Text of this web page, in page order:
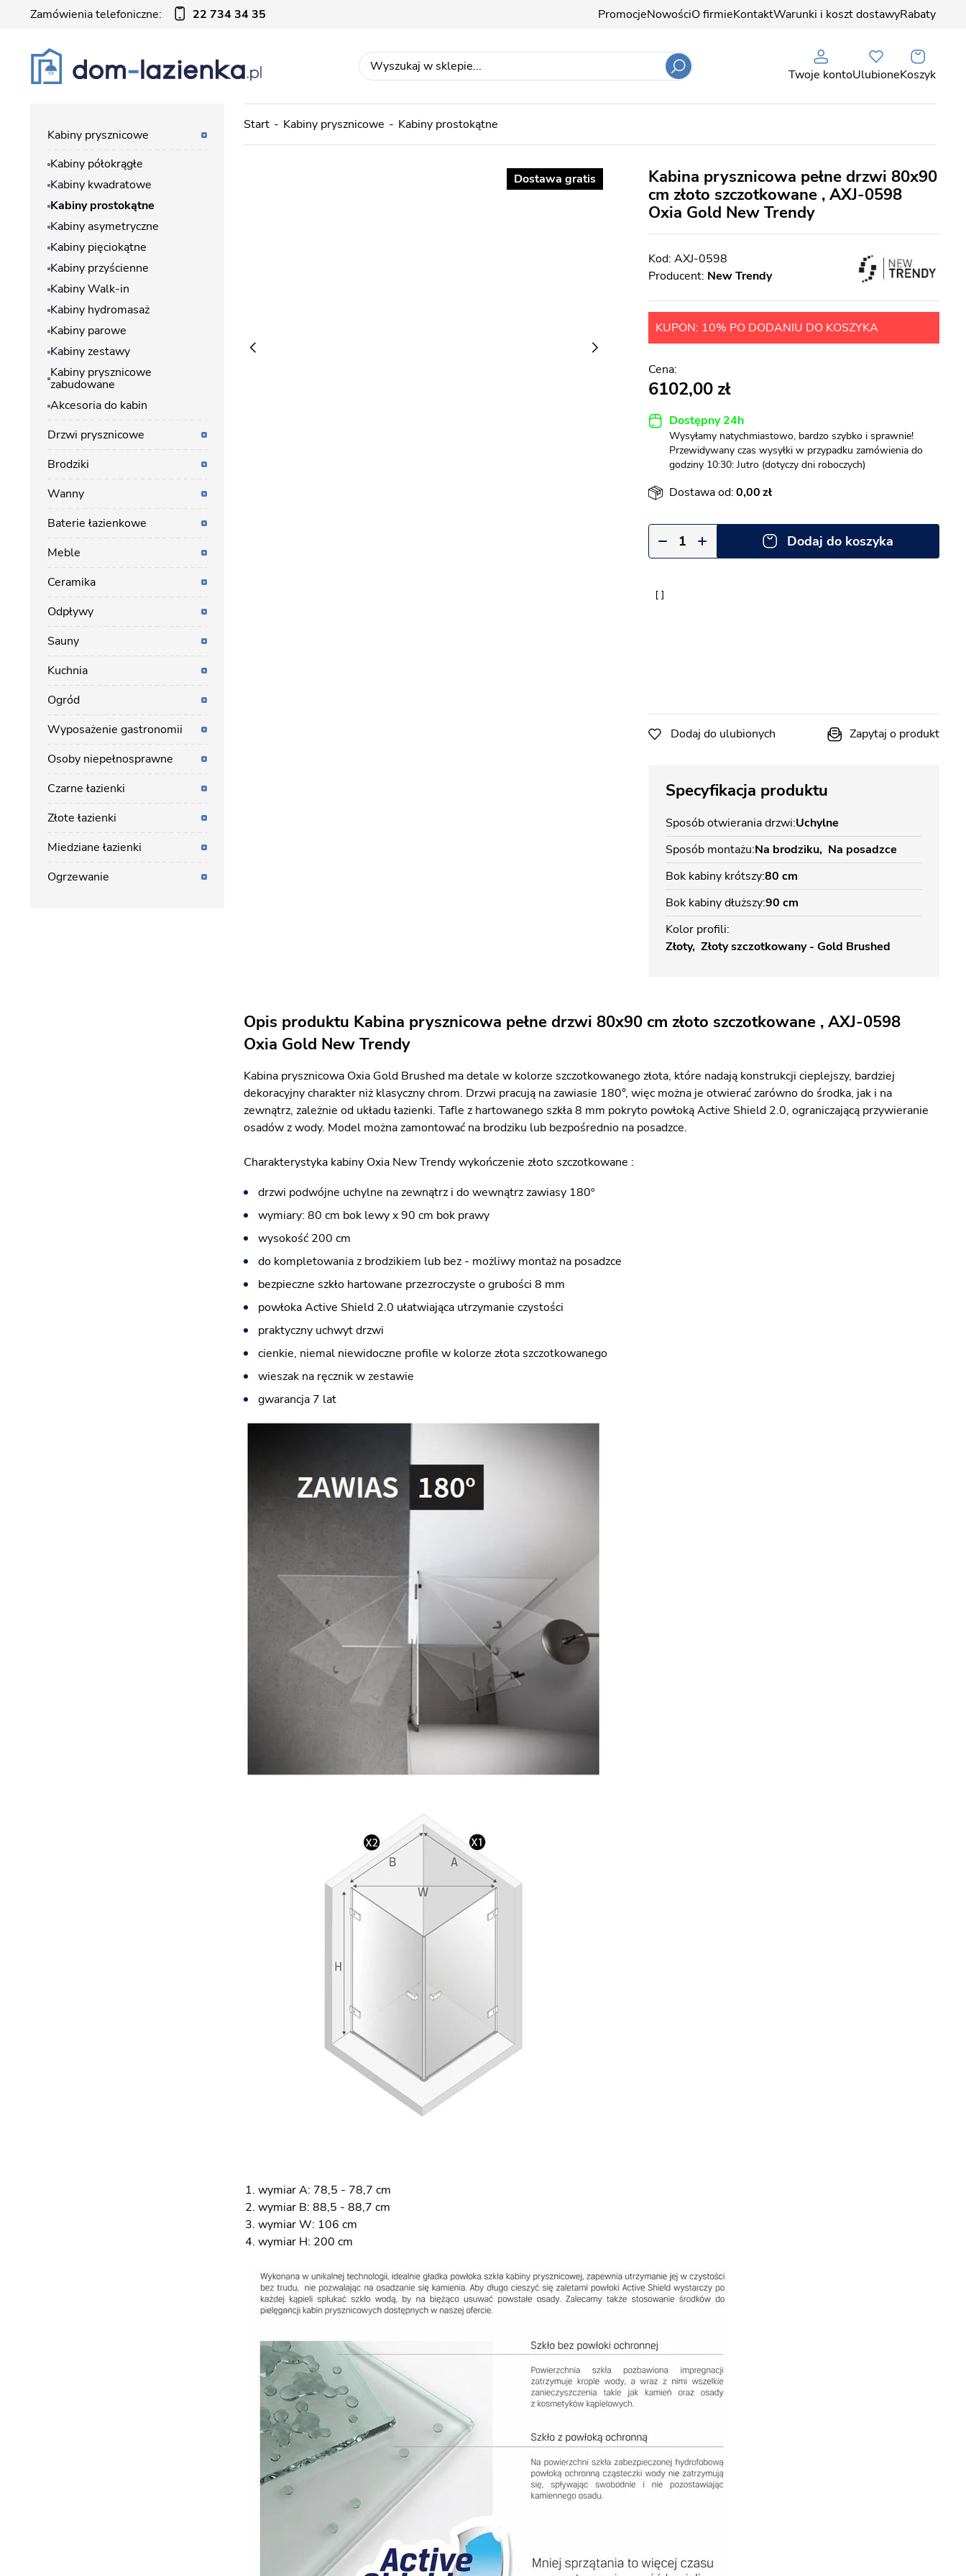
Zamówienia telefoniczne: 22 734 34 35 PromocjeNowościO firmieKontaktWarunki i koszt dostawyRabaty
Twoje kontoUlubioneKoszyk
Start Kabiny prysznicowe Kabiny prostokątne
Dostawa gratis
Kabina prysznicowa pełne drzwi 80x90
cm złoto szczotkowane , AXJ-0598
Oxia Gold New Trendy
AXJ-0598
Producent: New Trendy
KUPON: 10% PO DODANIU DO KOSZYKA
6102,00
Dostępny 24h
Wysyłamy natychmiastowo, bardzo szybko i sprawnie!
Przewidywany czas wysyłki w przypadku zamówienia do
godziny 10:30: Jutro (dotyczy dni roboczych)
Dostawa od:0,00
Dodaj do koszyka
Dodaj do ulubionych Zapytaj o produkt
Specyfikacja produktu
Sposób otwierania drzwi Uchylne
Sposób montażu Na brodziku Na posadzce
Bok kabiny krótszy80 cm
Bok kabiny dłuższy90 cm
Kolor profili
Złoty Złoty szczotkowany - Gold Brushed
Opis produktu Kabina prysznicowa pełne drzwi 80x90 cm złoto szczotkowane , AXJ-0598
Oxia Gold New Trendy
Kabina prysznicowa Oxia Gold Brushed ma detale w kolorze szczotkowanego złota, które nadają konstrukcji cieplejszy, bardziej
dekoracyjny charakter niż klasyczny chrom. Drzwi pracują na zawiasie 180°, więc można je otwierać zarówno do środka, jak i na
zewnątrz, zależnie od układu łazienki. Tafle z hartowanego szkła 8 mm pokryto powłoką Active Shield 2.0, ograniczającą przywieranie
osadów z wody. Model można zamontować na brodziku lub bezpośrednio na posadzce.
Charakterystyka kabiny Oxia New Trendy wykończenie złoto szczotkowane :
drzwi podwójne uchylne na zewnątrz i do wewnątrz zawiasy 180º
wymiary: 80 cm bok lewy x 90 cm bok prawy
wysokość 200 cm
do kompletowania z brodzikiem lub bez - możliwy montaż na posadzce
bezpieczne szkło hartowane przezroczyste o grubości 8 mm
powłoka Active Shield 2.0 ułatwiająca utrzymanie czystości
praktyczny uchwyt drzwi
cienkie, niemal niewidoczne profile w kolorze złota szczotkowanego
wieszak na ręcznik w zestawie
gwarancja 7 lat
wymiar A: 78,5 - 78,7 cm
wymiar B: 88,5 - 88,7 cm
wymiar W: 106 cm
wymiar H: 200 cm
Kabiny prysznicowe
Kabiny półokrągłe
Kabiny kwadratowe
Kabiny prostokątne
Kabiny asymetryczne
Kabiny pięciokątne
Kabiny przyścienne
Kabiny Walk-in
Kabiny hydromasaż
Kabiny parowe
Kabiny zestawy
Kabiny prysznicowe
zabudowane
Akcesoria do kabin
Drzwi prysznicowe
Brodziki
Wanny
Baterie łazienkowe
Meble
Ceramika
Odpływy
Sauny
Kuchnia
Ogród
Wyposażenie gastronomii
Osoby niepełnosprawne
Czarne łazienki
Złote łazienki
Miedziane łazienki
Ogrzewanie